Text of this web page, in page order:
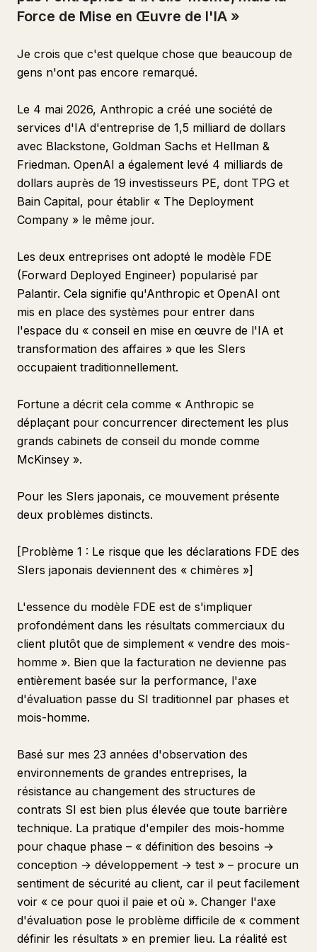
Force de Mise en Œuvre de l'IA »
Je crois que c'est quelque chose que beaucoup de
gens n'ont pas encore remarqué.
Le 4 mai 2026, Anthropic a créé une société de
services d'IA d'entreprise de 1,5 milliard de dollars
avec Blackstone, Goldman Sachs et Hellman &
Friedman. OpenAI a également levé 4 milliards de
dollars auprès de 19 investisseurs PE, dont TPG et
Bain Capital, pour établir « The Deployment
Company » le même jour.
Les deux entreprises ont adopté le modèle FDE
(Forward Deployed Engineer) popularisé par
Palantir. Cela signifie qu'Anthropic et OpenAI ont
mis en place des systèmes pour entrer dans
l'espace du « conseil en mise en œuvre de l'IA et
transformation des affaires » que les SIers
occupaient traditionnellement.
Fortune a décrit cela comme « Anthropic se
déplaçant pour concurrencer directement les plus
grands cabinets de conseil du monde comme
McKinsey ».
Pour les SIers japonais, ce mouvement présente
deux problèmes distincts.
[Problème 1 : Le risque que les déclarations FDE des
SIers japonais deviennent des « chimères »]
L'essence du modèle FDE est de s'impliquer
profondément dans les résultats commerciaux du
client plutôt que de simplement « vendre des mois-
homme ». Bien que la facturation ne devienne pas
entièrement basée sur la performance, l'axe
d'évaluation passe du SI traditionnel par phases et
mois-homme.
Basé sur mes 23 années d'observation des
environnements de grandes entreprises, la
résistance au changement des structures de
contrats SI est bien plus élevée que toute barrière
technique. La pratique d'empiler des mois-homme
pour chaque phase – « définition des besoins →
conception → développement → test » – procure un
sentiment de sécurité au client, car il peut facilement
voir « ce pour quoi il paie et où ». Changer l'axe
d'évaluation pose le problème difficile de « comment
définir les résultats » en premier lieu. La réalité est